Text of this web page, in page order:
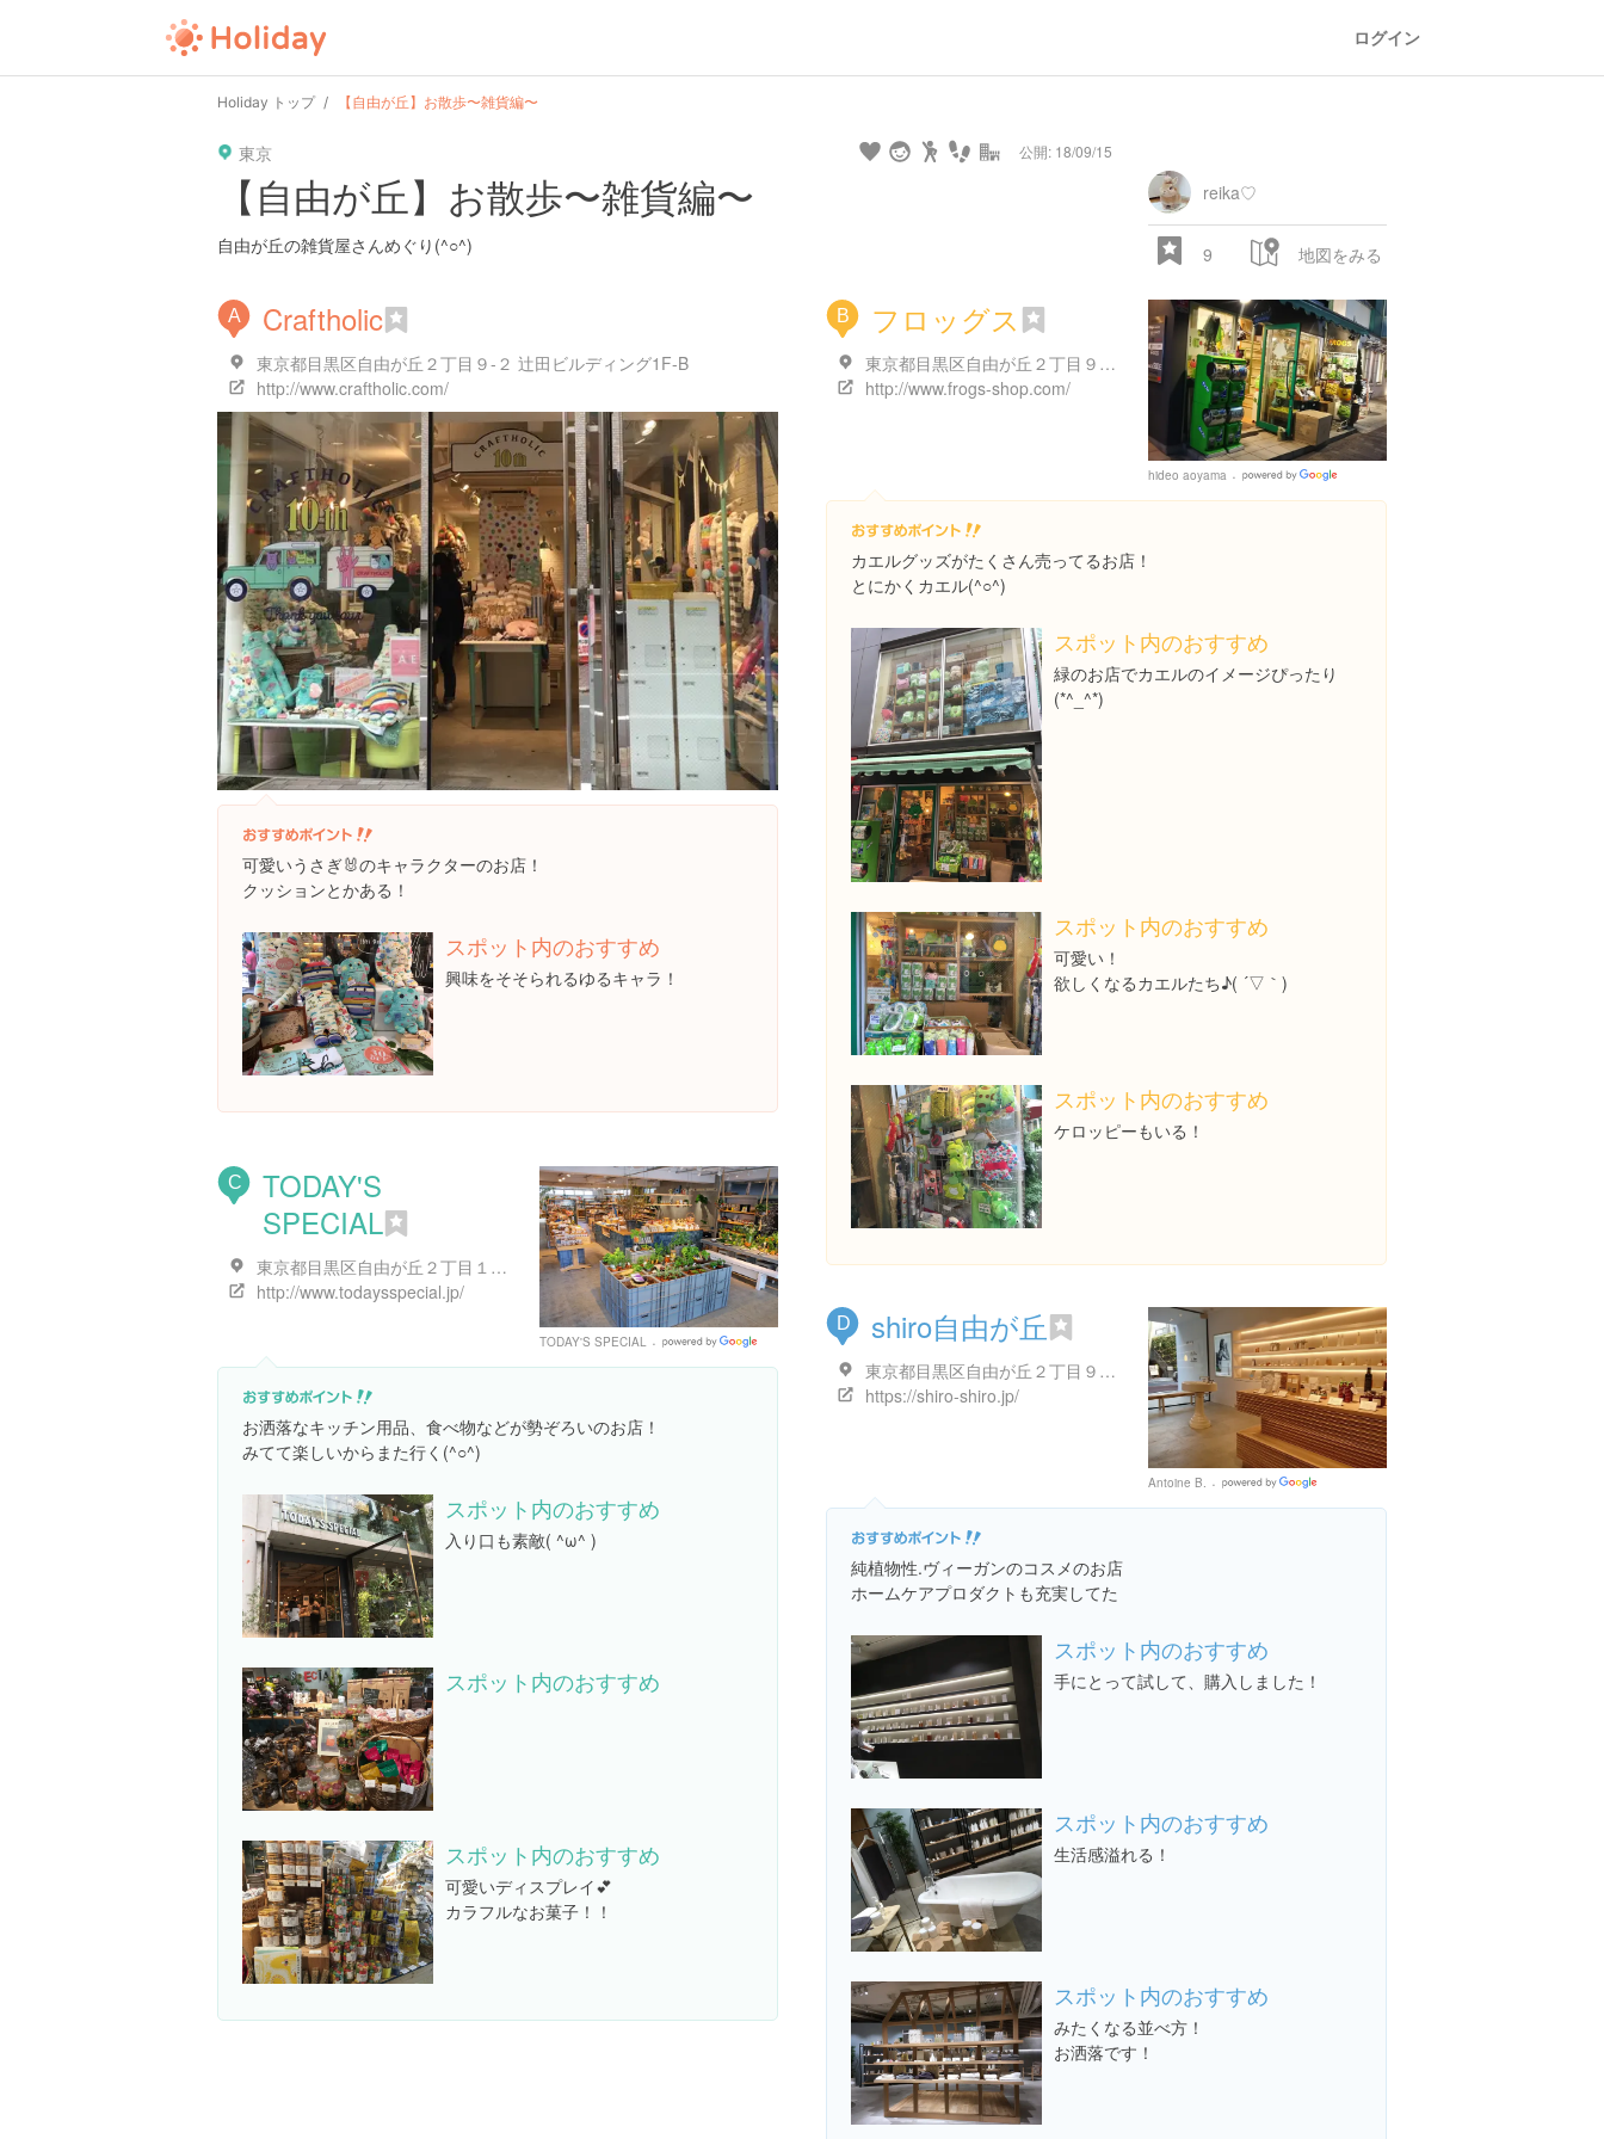
ログイン
Holiday トップ 【自由が丘】お散歩〜雑貨編〜
東京 公開: 18/09/15
【自由が丘】お散歩〜雑貨編〜
自由が丘の雑貨屋さんめぐり(^○^)
reika♡
9 地図をみる
A Craftholic
東京都目黒区自由が丘２丁目９-２ 辻田ビルディング1F-B
http://www.craftholic.com/
可愛いうさぎ🐰のキャラクターのお店！
クッションとかある！
スポット内のおすすめ
興味をそそられるゆるキャラ！
B フロッグス
東京都目黒区自由が丘２丁目９-１０
http://www.frogs-shop.com/
hideo aoyama
Places
カエルグッズがたくさん売ってるお店！
とにかくカエル(^○^)
スポット内のおすすめ
緑のお店でカエルのイメージぴったり
(*^_^*)
スポット内のおすすめ
可愛い！
欲しくなるカエルたち♪( ´▽｀)
スポット内のおすすめ
ケロッピーもいる！
C
TODAY'S
SPECIAL
東京都目黒区自由が丘２丁目１７-８ １階～２階
http://www.todaysspecial.jp/
TODAY'S SPECIAL
Places
お洒落なキッチン用品、食べ物などが勢ぞろいのお店！
みてて楽しいからまた行く(^○^)
スポット内のおすすめ
入り口も素敵( ^ω^ )
スポット内のおすすめ
スポット内のおすすめ
可愛いディスプレイ💕
カラフルなお菓子！！
D shiro自由が丘
東京都目黒区自由が丘２丁目９-１４ アソルティ 1Ｆ SHIRO CAFE/カフェ)、B1F(SHIRO/ショップ
https://shiro-shiro.jp/
Antoine B.
Places
純植物性.ヴィーガンのコスメのお店
ホームケアプロダクトも充実してた
スポット内のおすすめ
手にとって試して、購入しました！
スポット内のおすすめ
生活感溢れる！
スポット内のおすすめ
みたくなる並べ方！
お洒落です！